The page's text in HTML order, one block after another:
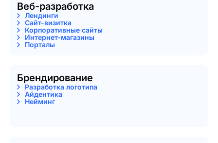
Веб-разработка
Лендинги
Сайт-визитка
Корпоративные сайты
Интернет-магазины
Порталы
Брендирование
Разработка логотипа
Айдентика
Нейминг